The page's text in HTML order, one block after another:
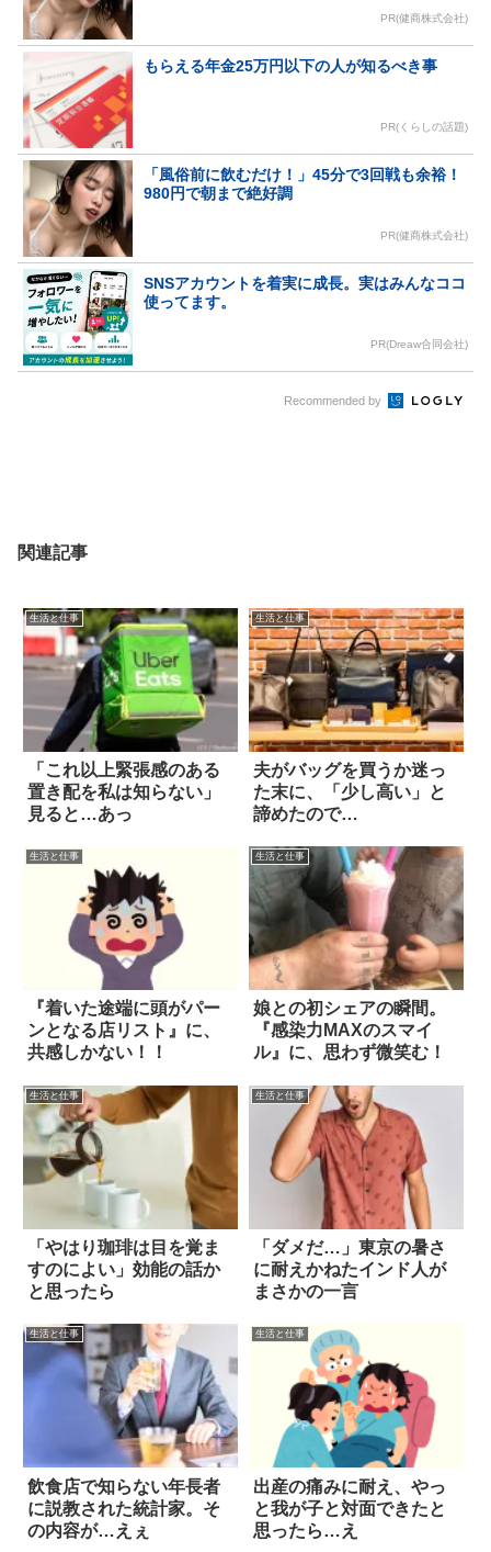
PR(健商株式会社)
もらえる年金25万円以下の人が知るべき事
PR(くらしの話題)
「風俗前に飲むだけ！」45分で3回戦も余裕！
980円で朝まで絶好調
PR(健商株式会社)
SNSアカウントを着実に成長。実はみんなココ
使ってます。
PR(Dreaw合同会社)
Recommended by
関連記事
生活と仕事
「これ以上緊張感のある
置き配を私は知らない」
見ると…あっ
生活と仕事
夫がバッグを買うか迷っ
た末に、「少し高い」と
諦めたので…
生活と仕事
『着いた途端に頭がパー
ンとなる店リスト』に、
共感しかない！！
生活と仕事
娘との初シェアの瞬間。
『感染力MAXのスマイ
ル』に、思わず微笑む！
生活と仕事
「やはり珈琲は目を覚ま
すのによい」効能の話か
と思ったら
生活と仕事
「ダメだ…」東京の暑さ
に耐えかねたインド人が
まさかの一言
生活と仕事
飲食店で知らない年長者
に説教された統計家。そ
の内容が…えぇ
生活と仕事
出産の痛みに耐え、やっ
と我が子と対面できたと
思ったら…え